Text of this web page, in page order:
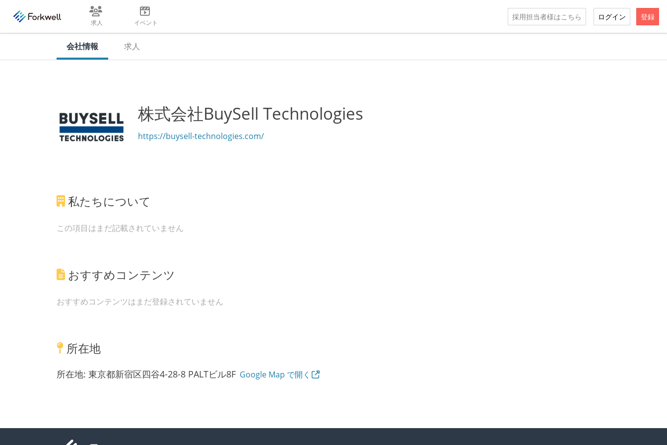
求人 イベント
採用担当者様はこちら ログイン 登録
会社情報 求人
株式会社BuySell Technologies
https://buysell-technologies.com/
私たちについて
この項目はまだ記載されていません
おすすめコンテンツ
おすすめコンテンツはまだ登録されていません
所在地
所在地: 東京都新宿区四谷4-28-8 PALTビル8F Google Map で開く